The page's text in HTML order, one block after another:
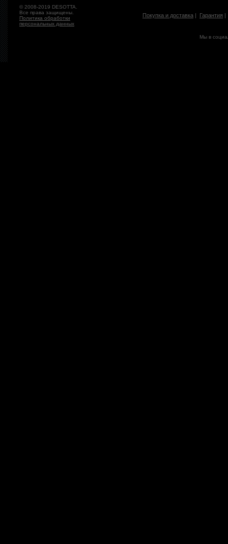
© 2008-2019 DESOTTA.
Все права защищены.
Политика обработки
персональных данных
Покупка и доставка | Гарантия
Мы в